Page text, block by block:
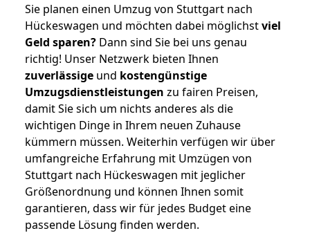
Sie planen einen Umzug von Stuttgart nach
Hückeswagen und möchten dabei möglichstviel
Geld sparen? Dann sind Sie bei uns genau
richtig! Unser Netzwerk bieten Ihnen
zuverlässige und kostengünstige
Umzugsdienstleistungen zu fairen Preisen,
damit Sie sich um nichts anderes als die
wichtigen Dinge in Ihrem neuen Zuhause
kümmern müssen. Weiterhin verfügen wir über
umfangreiche Erfahrung mit Umzügen von
Stuttgart nach Hückeswagen mit jeglicher
Größenordnung und können Ihnen somit
garantieren, dass wir für jedes Budget eine
passende Lösung finden werden.